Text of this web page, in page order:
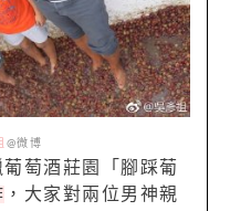
@微博
萄酒莊園「腳踩葡
，大家對兩位男神親